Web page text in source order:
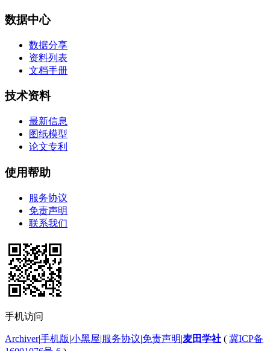
数据中心
数据分享
资料列表
文档手册
技术资料
最新信息
图纸模型
论文专利
使用帮助
服务协议
免责声明
联系我们
手机访问
Archiver|手机版|小黑屋|服务协议|免责声明|麦田学社 ( 冀ICP备